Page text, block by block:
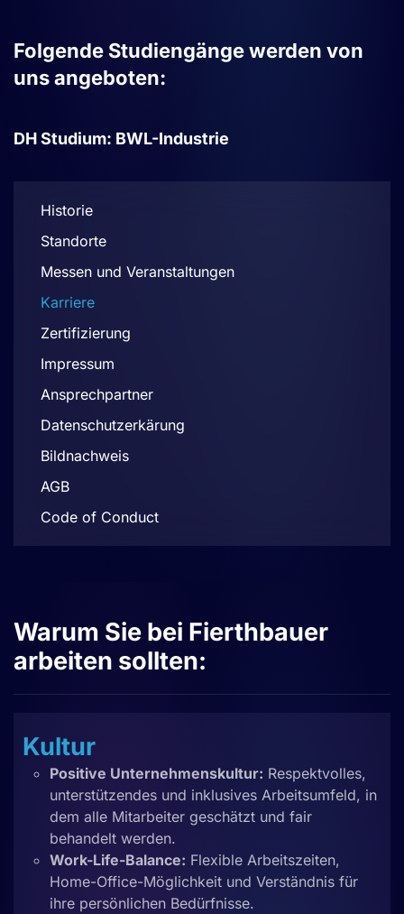
Folgende Studiengänge werden von
uns angeboten:
DH Studium: BWL-Industrie
Historie
Standorte
Messen und Veranstaltungen
Karriere
Zertifizierung
Impressum
Ansprechpartner
Datenschutzerkärung
Bildnachweis
AGB
Code of Conduct
Warum Sie bei Fierthbauer
arbeiten sollten:
Kultur
Positive Unternehmenskultur: Respektvolles,
unterstützendes und inklusives Arbeitsumfeld, in
dem alle Mitarbeiter geschätzt und fair
behandelt werden.
Work-Life-Balance: Flexible Arbeitszeiten,
Home-Office-Möglichkeit und Verständnis für
ihre persönlichen Bedürfnisse.